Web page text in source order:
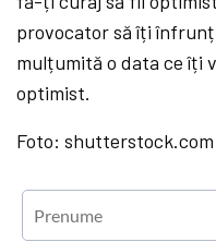
provocator să îți
mulțumită o data ce îți
optimist.
Foto: shutterstock.com